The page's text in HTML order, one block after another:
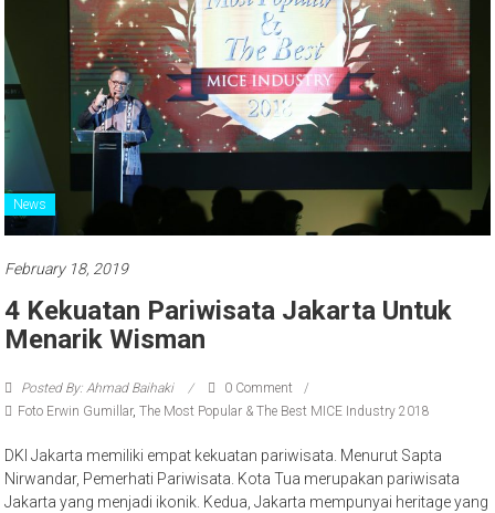
News
February 18, 2019
4 Kekuatan Pariwisata Jakarta Untuk
Menarik Wisman
Posted By: Ahmad Baihaki
0 Comment
Foto Erwin Gumillar,The Most Popular & The Best MICE Industry 2018
DKI Jakarta memiliki empat kekuatan pariwisata. Menurut Sapta
Nirwandar, Pemerhati Pariwisata. Kota Tua merupakan pariwisata
Jakarta yang menjadi ikonik. Kedua, Jakarta mempunyai heritage yang